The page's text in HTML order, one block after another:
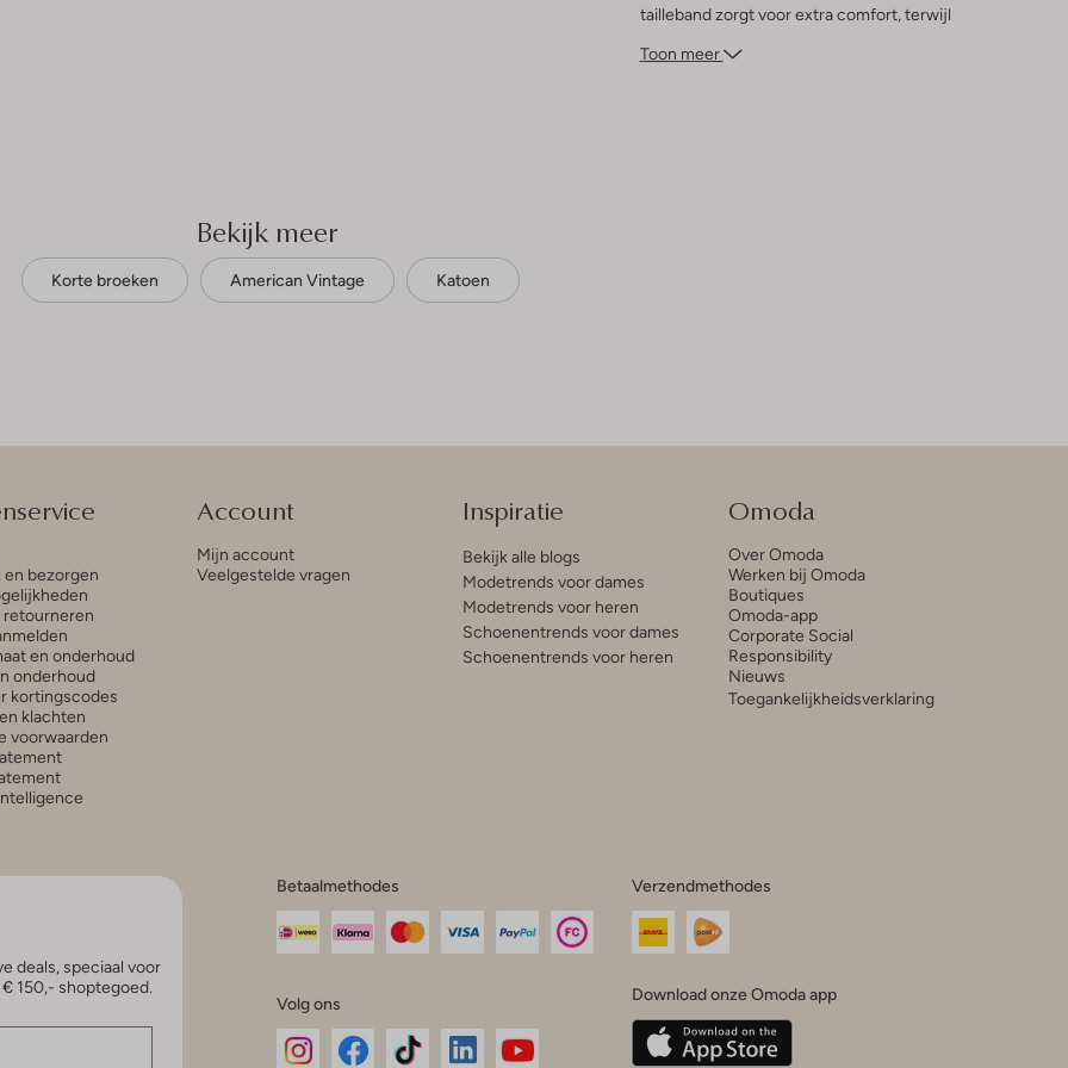
tailleband zorgt voor extra comfort, terwijl
is met andere kledingstukken. Ideaal voor
Toon meer
Bekijk meer
Korte broeken American Vintage Katoen
en bezorgen
retourneren
en onderhoud
onderhoud
kortingscodes
klachten
voorwaarden
Account
Mijn account
Veelgestelde vragen
Inspiratie
Bekijk alle blogs
Modetrends voor dames
Modetrends voor heren
Schoenentrends voor dames
Schoenentrends voor heren
Omoda
Over Omoda
Werken bij Omoda
Boutiques
Omoda-app
Corporate Social
Responsibility
Nieuws
Toegankelijkheidsverklaring
deals, speciaal voor
150,- shoptegoed.
Betaalmethodes
Volg ons
Verzendmethodes
Download onze Omoda app